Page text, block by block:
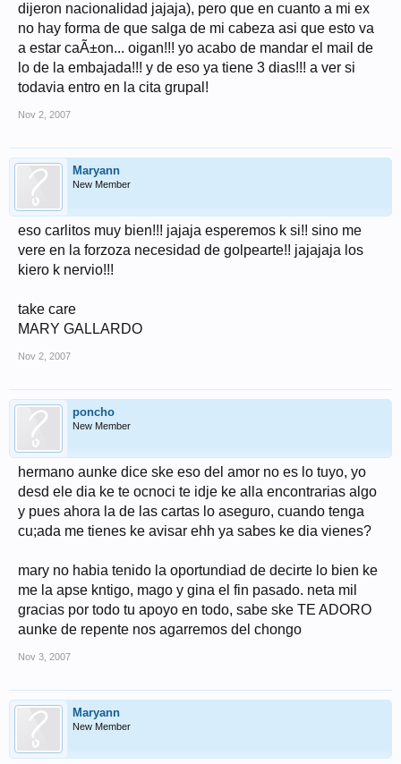
dijeron nacionalidad jajaja), pero que en cuanto a mi ex
no hay forma de que salga de mi cabeza asi que esto va
a estar caÃ±on... oigan!!! yo acabo de mandar el mail de
lo de la embajada!!! y de eso ya tiene 3 dias!!! a ver si
todavia entro en la cita grupal!
Nov 2, 2007
Maryann
New Member
eso carlitos muy bien!!! jajaja esperemos k si!! sino me
vere en la forzoza necesidad de golpearte!! jajajaja los
kiero k nervio!!!
take care
MARY GALLARDO
Nov 2, 2007
poncho
New Member
hermano aunke dice ske eso del amor no es lo tuyo, yo
desd ele dia ke te ocnoci te idje ke alla encontrarias algo
y pues ahora la de las cartas lo aseguro, cuando tenga
cu;ada me tienes ke avisar ehh ya sabes ke dia vienes?
mary no habia tenido la oportundiad de decirte lo bien ke
me la apse kntigo, mago y gina el fin pasado. neta mil
gracias por todo tu apoyo en todo, sabe ske TE ADORO
aunke de repente nos agarremos del chongo
Nov 3, 2007
Maryann
New Member